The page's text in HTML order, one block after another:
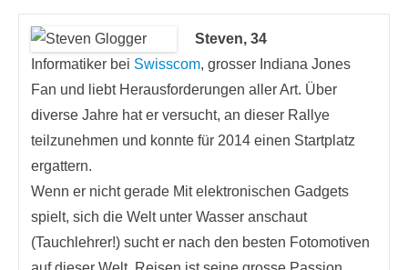
Steven, 34
Informatiker bei Swisscom, grosser Indiana Jones
Fan und liebt Herausforderungen aller Art. Über
diverse Jahre hat er versucht, an dieser Rallye
teilzunehmen und konnte für 2014 einen Startplatz
ergattern.
Wenn er nicht gerade Mit elektronischen Gadgets
spielt, sich die Welt unter Wasser anschaut
(Tauchlehrer!) sucht er nach den besten Fotomotiven